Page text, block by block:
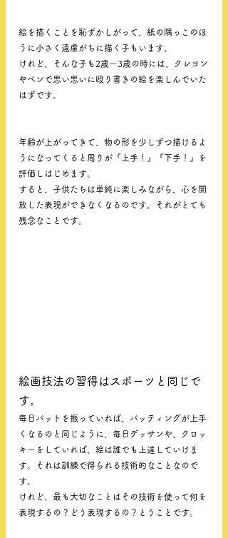
絵を描くことを恥ずかしがって、紙の隅っこのほ
うに小さく遠慮がちに描く子もいます。
けれど、そんな子も2歳～3歳の時には、クレヨン
やペンで思い思いに殴り書きの絵を楽しんでいた
はずです。
年齢が上がってきて、物の形を少しずつ描けるよ
うになってくると周りが『上手！』『下手！』を
評価しはじめます。
すると、子供たちは単純に楽しみながら、心を開
放した表現ができなくなるのです。それがとても
残念なことです。
絵画技法の習得はスポーツと同じで
す。
毎日バットを振っていれば、バッティングが上手
くなるのと同じように、毎日デッサンや、クロッ
キーをしていれば、絵は誰でも上達していけま
す。それは訓練で得られる技術的なことなので
す。
けれど、最も大切なことはその技術を使って何を
表現するの？どう表現するの？とうことです。